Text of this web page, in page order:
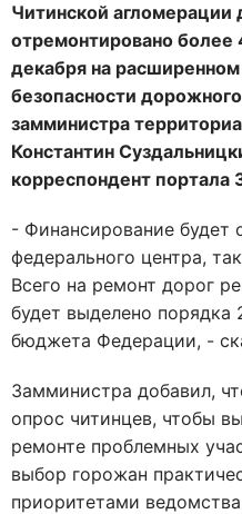
Читинской
отремонтировано
декабря на
безопасности
замминистра
Константин
корреспондент портала
- Финансирование будет
федерального центра,
Всего на ремонт дорог
будет выделено порядка
бюджета Федерации, -
Замминистра добавил,
опрос читинцев, чтобы
ремонте проблемных
выбор горожан
приоритетами